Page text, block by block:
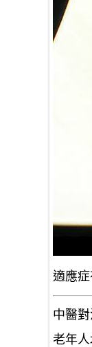
適應症
中醫
老年